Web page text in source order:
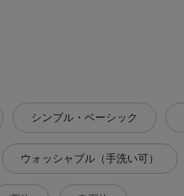
シンプル・ベーシック
ウォッシャブル（手洗い可）